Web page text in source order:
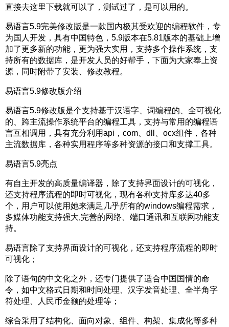
直接去这里下载就可以了，测试过了，是可以用的。
易语言5.9完美修改版是一款国内极其受欢迎的编程软件，专
为国人开发，具有中国特色，5.9版本在5.81版本的基础上增
加了更多新的功能，更为强大实用，支持多个操作系统，支
持所有的数据库，是开发人员的好帮手，下面为大家奉上资
源，同时附带了安装、修改教程。
易语言5.9修改版介绍
易语言5.9修改版是个支持基于汉语字、词编程的、全可视化
的、跨主流操作系统平台的编程工具，支持与常用的编程语
言互相调用，具有充分利用api，com、dll、ocx组件，各种
主流数据库，各种实用程序等多种资源的接口和支撑工具。
易语言5.9亮点
有自主开发的高质量编译器，除了支持界面设计的可视化，
还支持程序流程的即时可视化，现有各种支持库多达40多
个，用户可以使用她来满足几乎所有的windows编程需求，
多媒体功能支持强大,完善的网络、端口通讯和互联网功能支
持。
易语言除了支持界面设计的可视化，还支持程序流程的即时
可视化；
除了语句的中文化之外，还专门提供了适合中国国情的命
令，如中文格式日期和时间处理、汉字发音处理、全半角字
符处理、人民币金额的处理等；
综合采用了结构化、面向对象、组件、构架、集成化等多种